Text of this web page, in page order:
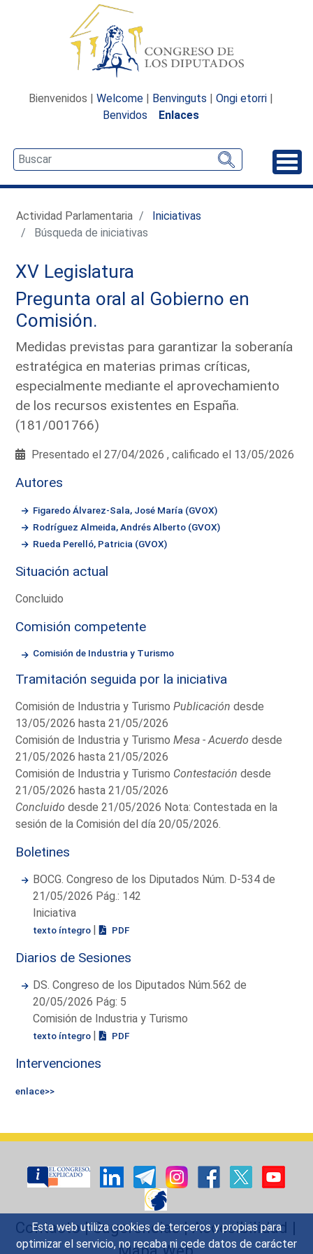
Esta web utiliza cookies de terceros y propias para
optimizar el servicio, no recaba ni cede datos de carácter
Bienvenidos | Welcome | Benvinguts | Ongi etorri |
Benvidos
Enlaces
Actividad Parlamentaria
Iniciativas
Búsqueda de iniciativas
XV Legislatura
Pregunta oral al Gobierno en
Comisión.
Medidas previstas para garantizar la soberanía
estratégica en materias primas críticas,
especialmente mediante el aprovechamiento
de los recursos existentes en España.
(181/001766)
Presentado el 27/04/2026 , calificado el 13/05/2026
Autores
Figaredo Álvarez-Sala, José María (GVOX)
Rodríguez Almeida, Andrés Alberto (GVOX)
Rueda Perelló, Patricia (GVOX)
Situación actual
Concluido
Comisión competente
Comisión de Industria y Turismo
Tramitación seguida por la iniciativa
Comisión de Industria y TurismoPublicación desde
13/05/2026 hasta 21/05/2026
Comisión de Industria y TurismoMesa - Acuerdo desde
21/05/2026 hasta 21/05/2026
Comisión de Industria y Turismo Contestación desde
21/05/2026 hasta 21/05/2026
Concluido desde 21/05/2026 Nota: Contestada en la
sesión de la Comisión del día 20/05/2026.
Boletines
BOCG. Congreso de los Diputados Núm. D-534 de
21/05/2026 Pág.: 142
Iniciativa
texto íntegro | PDF
Diarios de Sesiones
DS. Congreso de los Diputados Núm.562 de
20/05/2026 Pág: 5
Comisión de Industria y Turismo
texto íntegro | PDF
Intervenciones
enlace>>
Contacto|Sugerencias|Accesibilidad |
Mapa Web